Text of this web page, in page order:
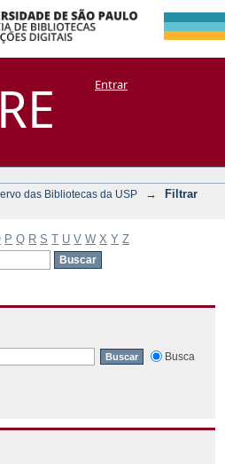
por:
+ CoriscoEntrar
das Bibliotecas da USP →
Filtrar
P Q R S T U V W X Y Z
Busca